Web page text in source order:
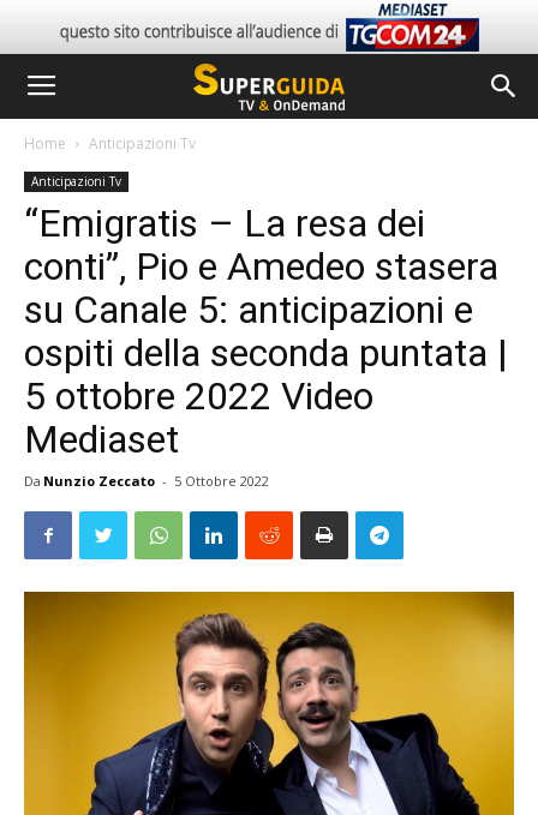
Home Anticipazioni Tv
Anticipazioni Tv
“Emigratis – La resa dei
conti”, Pio e Amedeo stasera
su Canale 5: anticipazioni e
ospiti della seconda puntata |
5 ottobre 2022 Video
Mediaset
Da Nunzio Zeccato - 5 Ottobre 2022